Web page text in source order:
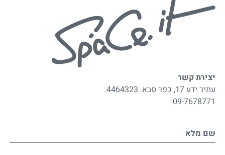
יצירת קשר
עתיר ידע 17, כפר סבא. 4464323.
09-7678771
שם מלא